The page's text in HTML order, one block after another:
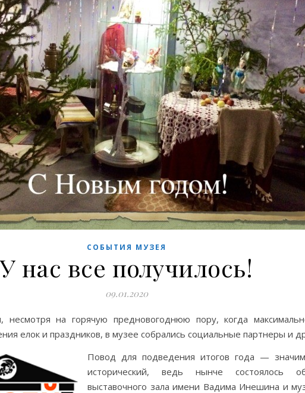
СОБЫТИЯ МУЗЕЯ
У нас все получилось!
09.01.2020
несмотря на горячую предновогоднюю пору, когда
елок и праздников, в музее собрались социальные партнеры и
Повод для подведения итогов года —
исторический, ведь нынче состоялось
выставочного зала имени Вадима Инешина и